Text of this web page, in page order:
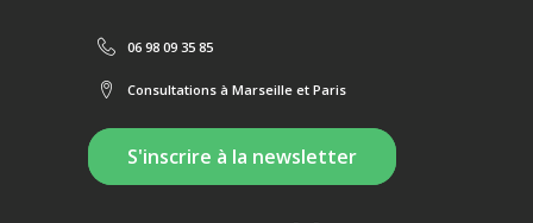
06 98 09 35 85
Consultations à Marseille et Paris
S'inscrire à la newsletter